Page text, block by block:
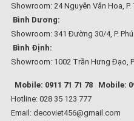
Showroom: 24 Nguyễn Văn Hoa,
Bình Dương:
Showroom: 341 Đường 30/4, P.
Bình Định:
Showroom: 1002 Trần Hưng Đạo,
Mobile: 0911 71 71 78
Mobile:
Hotline: 028 35 123 777
Email: decoviet456@gmail.com